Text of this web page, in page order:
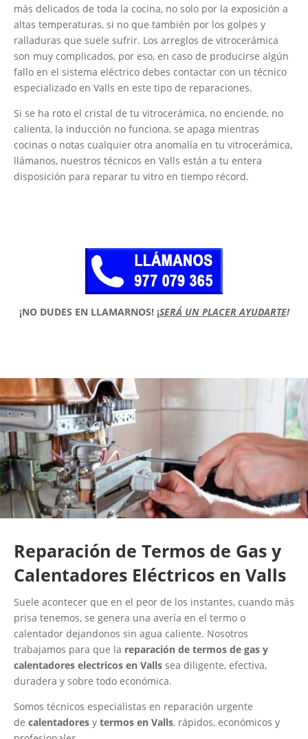
más delicados de toda la cocina, no solo por la exposición a
altas temperaturas, si no que también por los golpes y
ralladuras que suele sufrir. Los arreglos de vitrocerámica
son muy complicados, por eso, en caso de producirse algún
fallo en el sistema eléctrico debes contactar con un técnico
especializado en Valls en este tipo de reparaciones.
Si se ha roto el cristal de tu vitrocerámica, no enciende, no
calienta, la inducción no funciona, se apaga mientras
cocinas o notas cualquier otra anomalía en tu vitrocerámica,
llámanos, nuestros técnicos en Valls están a tu entera
disposición para reparar tu vitro en tiempo récord.
¡NO DUDES EN LLAMARNOS! ¡SERÁ UN PLACER AYUDARTE!
Reparación de Termos de Gas y
Calentadores Eléctricos en Valls
Suele acontecer que en el peor de los instantes, cuando más
prisa tenemos, se genera una avería en el termo o
calentador dejandonos sin agua caliente. Nosotros
trabajamos para que la reparación de termos de gas y
calentadores electricos en Valls sea diligente, efectiva,
duradera y sobre todo económica.
Somos técnicos especialistas en reparación urgente
de calentadores y termos en Valls, rápidos, económicos y